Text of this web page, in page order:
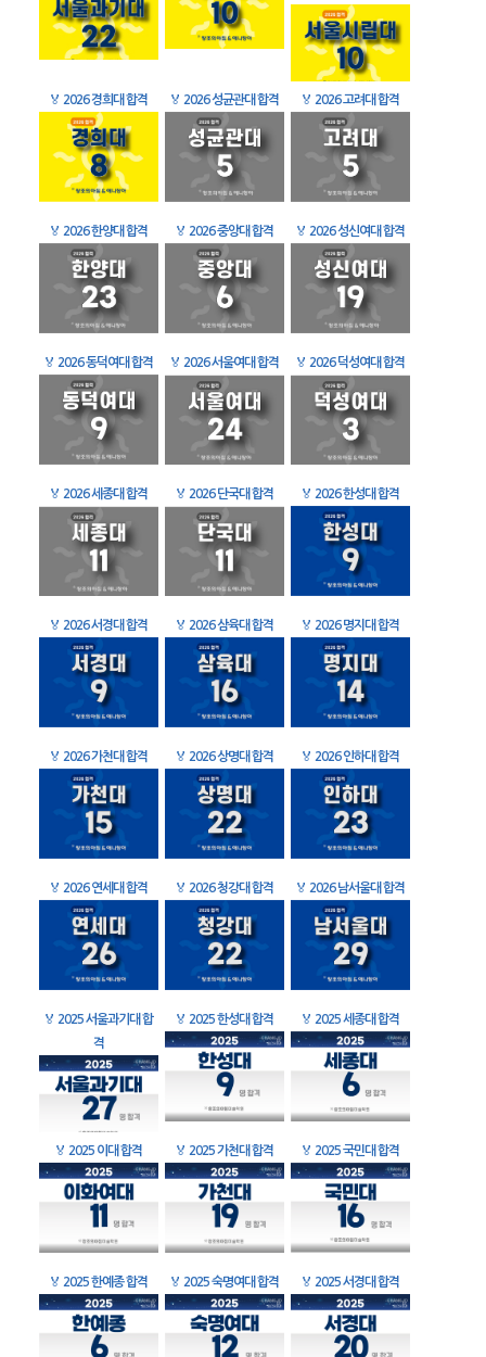
🏅 2026 경희대 합격 🏅 2026 성균관대 합격 🏅 2026 고려대 합격
🏅 2026 한양대 합격 🏅 2026 중앙대 합격 🏅 2026 성신여대 합격
🏅 2026 동덕여대 합격 🏅 2026 서울여대 합격 🏅 2026 덕성여대 합격
🏅 2026 세종대 합격 🏅 2026 단국대 합격 🏅 2026 한성대 합격
🏅 2026 서경대 합격 🏅 2026 삼육대 합격 🏅 2026 명지대 합격
🏅 2026 가천대 합격 🏅 2026 상명대 합격 🏅 2026 인하대 합격
🏅 2026 연세대 합격 🏅 2026 청강대 합격 🏅 2026 남서울대 합격
🏅 2025 서울과기대 합
격
🏅 2025 한성대 합격 🏅 2025 세종대 합격
🏅 2025 이대 합격 🏅 2025 가천대 합격 🏅 2025 국민대 합격
🏅 2025 한예종 합격 🏅 2025 숙명여대 합격 🏅 2025 서경대 합격